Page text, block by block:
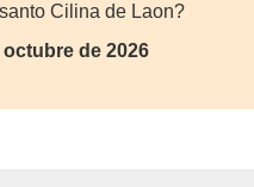
Cilina de Laon?
de 2026